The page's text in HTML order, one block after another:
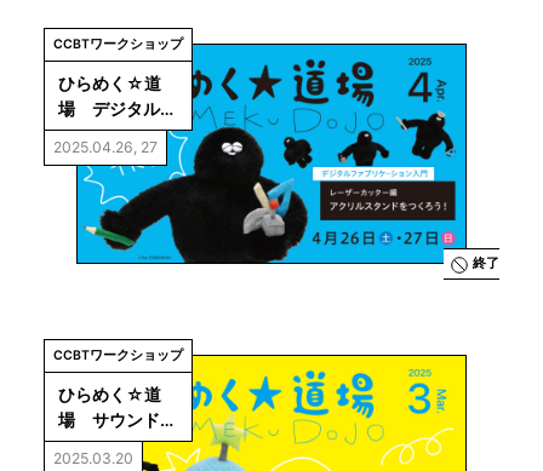
CCBTワークショップ
ひらめく☆道
場　デジタル
ファブリケー
ション入門
2025.04.26, 27
終了
CCBTワークショップ
ひらめく☆道
場　サウンドデ
ザイン入門
2025.03.20